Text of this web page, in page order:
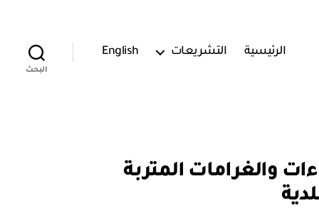
الرئيسية التشريعات English
البحث
من الجزاءات والغرامات المتربة